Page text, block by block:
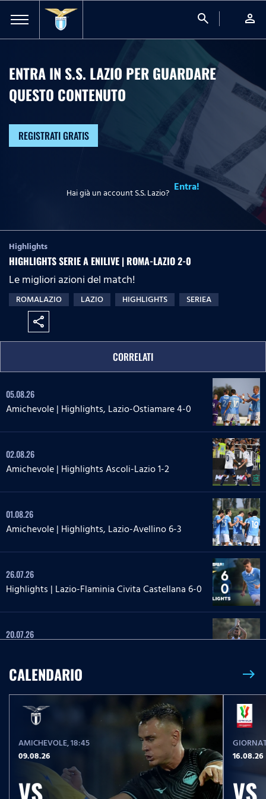
search person
ENTRA IN S.S. LAZIO PER GUARDARE
QUESTO CONTENUTO
REGISTRATI GRATIS
Hai già un account S.S. Lazio? Entra!
Highlights
HIGHLIGHTS SERIE A ENILIVE | ROMA-LAZIO 2-0
Le migliori azioni del match!
ROMALAZIO LAZIO HIGHLIGHTS SERIEA
share
CORRELATI
05.08.26
Amichevole | Highlights, Lazio-Ostiamare 4-0
02.08.26
Amichevole | Highlights Ascoli-Lazio 1-2
01.08.26
Amichevole | Highlights, Lazio-Avellino 6-3
26.07.26
Highlights | Lazio-Flaminia Civita Castellana 6-0
20.07.26
24.05.26
Highlights Serie A Enilive | Lazio-Pisa 2-1
17.05.26
Highlights Serie A Women Athora | Fiorentina-
Lazio Women 2-1
CALENDARIO east
AMICHEVOLE, 18:45
09.08.26
VS
16.08.26
VS